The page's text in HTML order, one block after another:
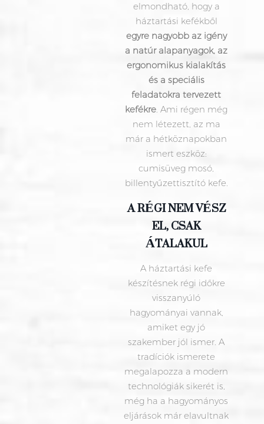
elmondható, hogy a
háztartási kefékből
egyre nagyobb az igény
a natúr alapanyagok, az
ergonomikus kialakítás
és a speciális
feladatokra tervezett
kefékre. Ami régen még
nem létezett, az ma
már a hétköznapokban
ismert eszköz:
cumisüveg mosó,
billentyűzettisztító kefe.
A RÉGI NEM VÉSZ
EL, CSAK
ÁTALAKUL
A háztartási kefe
készítésnek régi időkre
visszanyúló
hagyományai vannak,
amiket egy jó
szakember jól ismer. A
tradíciók ismerete
megalapozza a modern
technológiák sikerét is,
még ha a hagyományos
eljárások már elavultnak